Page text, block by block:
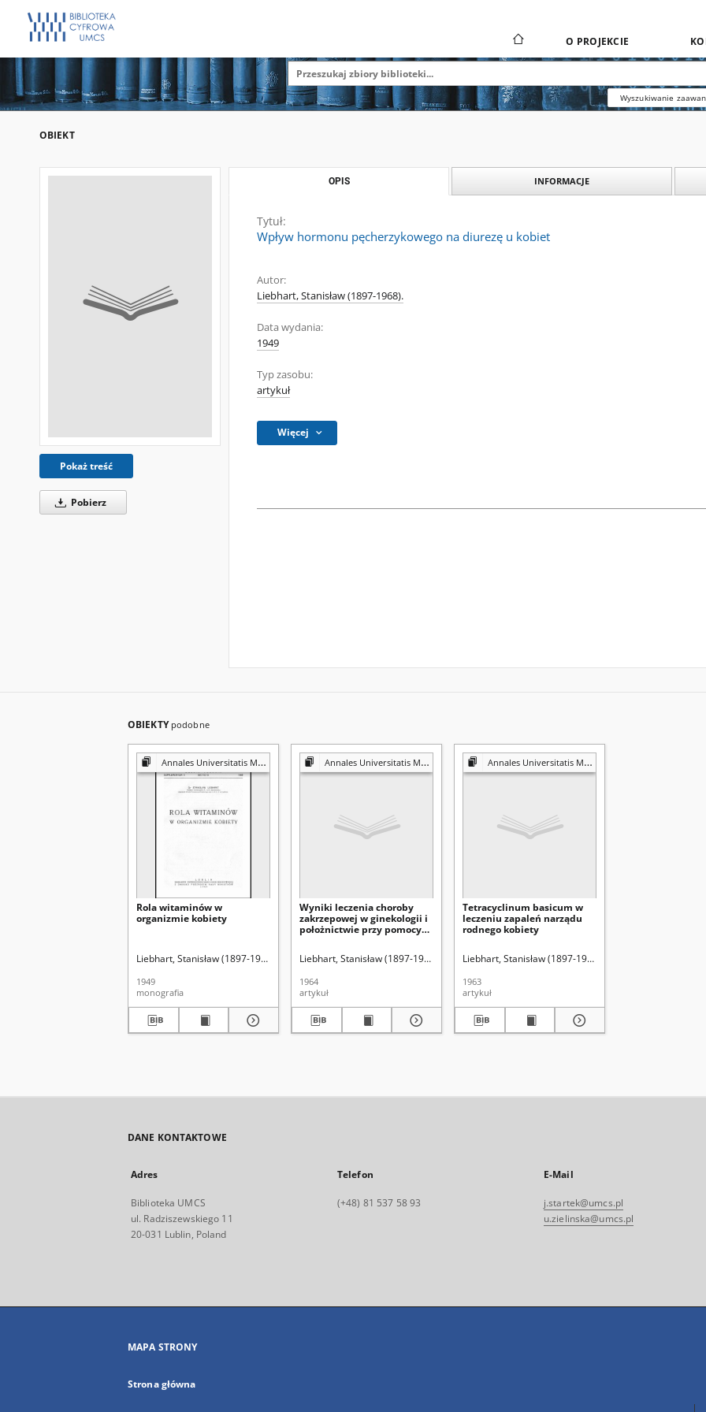
O PROJEKCIE
Wyszukiwanie
OBIEKT
Pokaż treść
Pobierz
OPIS INFORMACJE
Tytuł:
Wpływ hormonu pęcherzykowego na diurezę u kobiet
Autor:
Liebhart, Stanisław (1897-1968).
Data wydania:
1949
Typ zasobu:
artykuł
Więcej
OBIEKTY podobne
Annales Universitatis Mariae Curie-Skłodowska Lublin-Polonia. Sectio D, Supplementum
Rola witaminów w
organizmie kobiety
Liebhart, Stanisław (1897-1968). Akademia Medyczna (Lublin)
1949
monografia
Annales Universitatis Mariae Curie-Skłodowska. Sectio D, Medicina
Wyniki leczenia choroby
zakrzepowej w ginekologii i
położnictwie przy pomocy
Liebhart, Stanisław (1897-1968)
Krystosik, Jerzy Krwawicz, Tadeusz (1910-1988). Redaktor
1964
artykuł
Annales Universitatis Mariae Curie-Skłodowska. Sectio D, Medicina
Tetracyclinum basicum w
leczeniu zapaleń narządu
rodnego kobiety
Liebhart, Stanisław (1897-1968)
1963
artykuł
DANE KONTAKTOWE
Adres
Biblioteka UMCS
ul. Radziszewskiego 11
20-031 Lublin, Poland
Telefon
(+48) 81 537 58 93
E-Mail
j.startek@umcs.pl
u.zielinska@umcs.pl
MAPA STRONY
Strona główna